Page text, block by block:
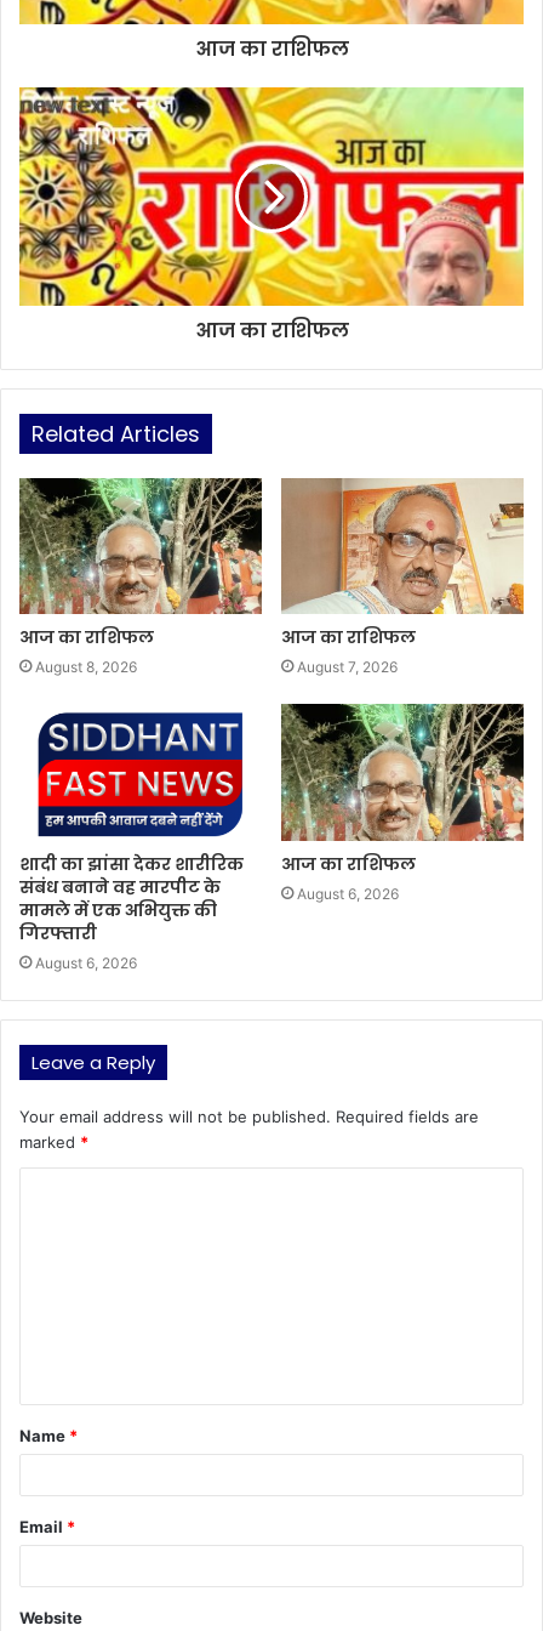
आज का राशिफल
आज का राशिफल
Related Articles
आज का राशिफल
August 8, 2026
आज का राशिफल
August 7, 2026
शादी का झांसा देकर शारीरिक
संबंध बनाने वह मारपीट के
मामले में एक अभियुक्त की
गिरफ्तारी
August 6, 2026
आज का राशिफल
August 6, 2026
Leave a Reply
Your email address will not be published. Required fields are
marked *
t
*
Name *
Email *
Website